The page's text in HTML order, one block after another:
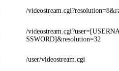
/
/
SSWORD]&resolution=32
/user/videostream.cgi